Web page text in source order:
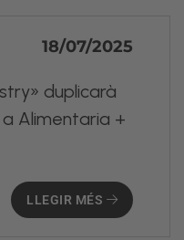
18/07/2025
duplicarà
Alimentaria +
LLEGIR MÉS